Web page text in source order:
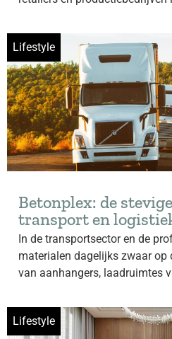
Lifestyle
Betonplex: de
transport en
In de transportsector en de
materialen dagelijks zwaar op
van aanhangers, laadruimtes
Lifestyle